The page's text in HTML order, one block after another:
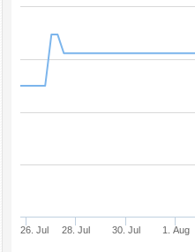
26. Jul 28. Jul 30. Jul 1. Aug